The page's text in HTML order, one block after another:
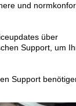
und
über
Support, um
Support